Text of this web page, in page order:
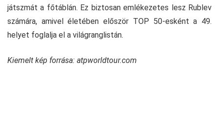
játszmát a főtáblán. Ez biztosan emlékezetes lesz Rublev
számára, amivel életében először TOP 50-esként a 49.
helyet foglalja el a világranglistán.
Kiemelt kép forrása: atpworldtour.com